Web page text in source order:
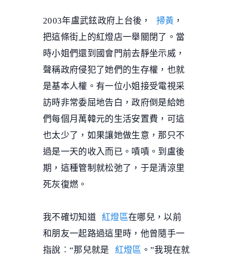
2003年盧武鉉政府上台後， 掃黃 ，
把這條街上的紅燈店一舉關閉了。當
時小姐們還到國會門前去靜坐示威，
聲稱政府侵犯了她們的生存權，也就
是基本人權。有一位小姐接受電視采
訪時非常委屈地告白，政府倒是給她
們每個月萬韓元的生活安置費，可這
也太少了，如果讓她做生意，那只不
過是一天的收入而已。嘖嘖。到盧後
期，這種管制就松弛了，于是清涼里
死灰復燃。
我不確切知道 紅燈區在哪兒，以前
和朋友一起路過這里時，他曾隨手一
指說︰“那兒就是
紅燈區 。”我現在就